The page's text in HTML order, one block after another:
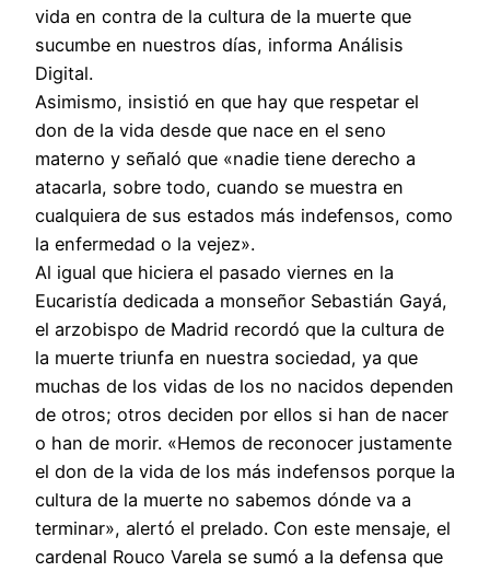
vida en contra de la cultura de la muerte que
sucumbe en nuestros días, informa Análisis
Digital.
Asimismo, insistió en que hay que respetar el
don de la vida desde que nace en el seno
materno y señaló que «nadie tiene derecho a
atacarla, sobre todo, cuando se muestra en
cualquiera de sus estados más indefensos, como
la enfermedad o la vejez».
Al igual que hiciera el pasado viernes en la
Eucaristía dedicada a monseñor Sebastián Gayá,
el arzobispo de Madrid recordó que la cultura de
la muerte triunfa en nuestra sociedad, ya que
muchas de los vidas de los no nacidos dependen
de otros; otros deciden por ellos si han de nacer
o han de morir. «Hemos de reconocer justamente
el don de la vida de los más indefensos porque la
cultura de la muerte no sabemos dónde va a
terminar», alertó el prelado. Con este mensaje, el
cardenal Rouco Varela se sumó a la defensa que